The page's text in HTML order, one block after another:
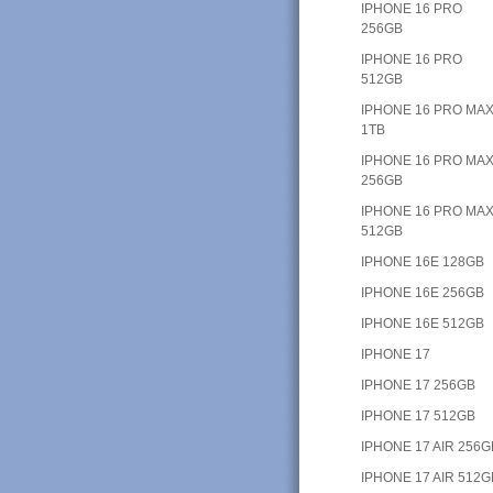
IPHONE 16 PRO
256GB
IPHONE 16 PRO
512GB
IPHONE 16 PRO MAX
1TB
IPHONE 16 PRO MAX
256GB
IPHONE 16 PRO MAX
512GB
IPHONE 16E 128GB
IPHONE 16E 256GB
IPHONE 16E 512GB
IPHONE 17
IPHONE 17 256GB
IPHONE 17 512GB
IPHONE 17 AIR
IPHONE 17 AIR